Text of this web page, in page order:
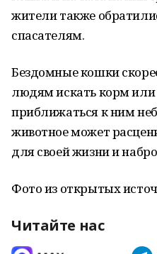
жители также
спасателям.
Бездомные кошки
людям искать корм или
приближаться к ним
животное может
для своей жизни и
Фото из открытых
Читайте нас